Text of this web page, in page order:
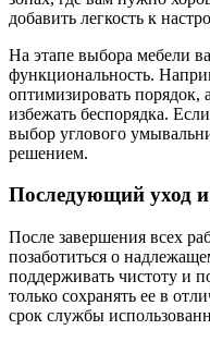
добавить легкость к
На этапе выбора мебели
функциональность.
оптимизировать
избежать беспорядка.
выбор углового
решением.
Последующий уход
После завершения всех
позаботиться о
поддерживать чистоту и
только сохранять ее в
срок службы